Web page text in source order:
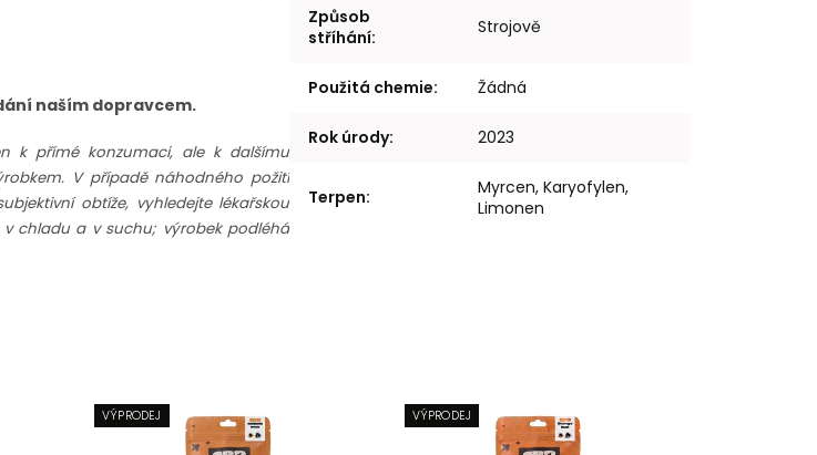
naším dopravcem.
k přímé konzumaci, ale k dalšímu
V případě náhodného požití
obtíže, vyhledejte lékařskou
chladu a v suchu; výrobek podléhá
Způsob
stříhání: Strojově
Použitá chemie: Žádná
Rok úrody: 2023
Terpen:
Myrcen, Karyofylen,
Limonen
VÝPRODEJ VÝPRODEJ